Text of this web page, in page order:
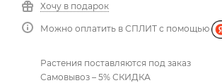
Хочу в подарок
Можно оплатить в СПЛИТ с помощью
Растения поставляются под заказ
Самовывоз – 5% СКИДКА